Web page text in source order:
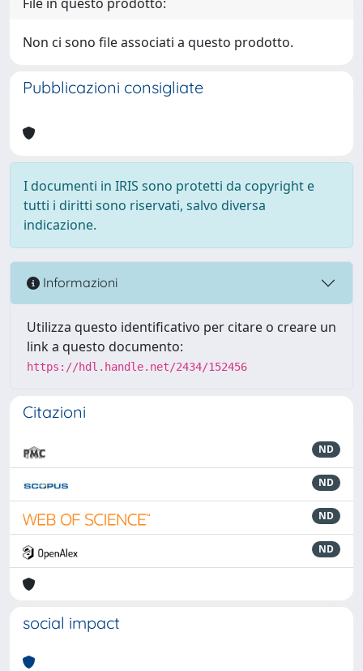
Non ci sono file associati a questo prodotto.
Pubblicazioni consigliate
I documenti in IRIS sono protetti da copyright e
tutti i diritti sono riservati, salvo diversa
indicazione.
Informazioni
Utilizza questo identificativo per citare o creare un
link a questo documento:
https://hdl.handle.net/2434/152456
Citazioni
ND
ND
ND
ND
social impact